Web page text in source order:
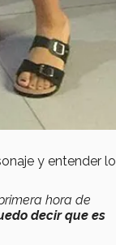
y entender lo
hora de
decir que es